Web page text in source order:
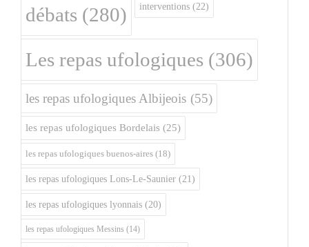
débats (280) interventions (22)
Les repas ufologiques (306)
les repas ufologiques Albijeois (55)
les repas ufologiques Bordelais (25)
les repas ufologiques buenos-aires (18)
les repas ufologiques Lons-Le-Saunier (21)
les repas ufologiques lyonnais (20)
les repas ufologiques Messins (14)